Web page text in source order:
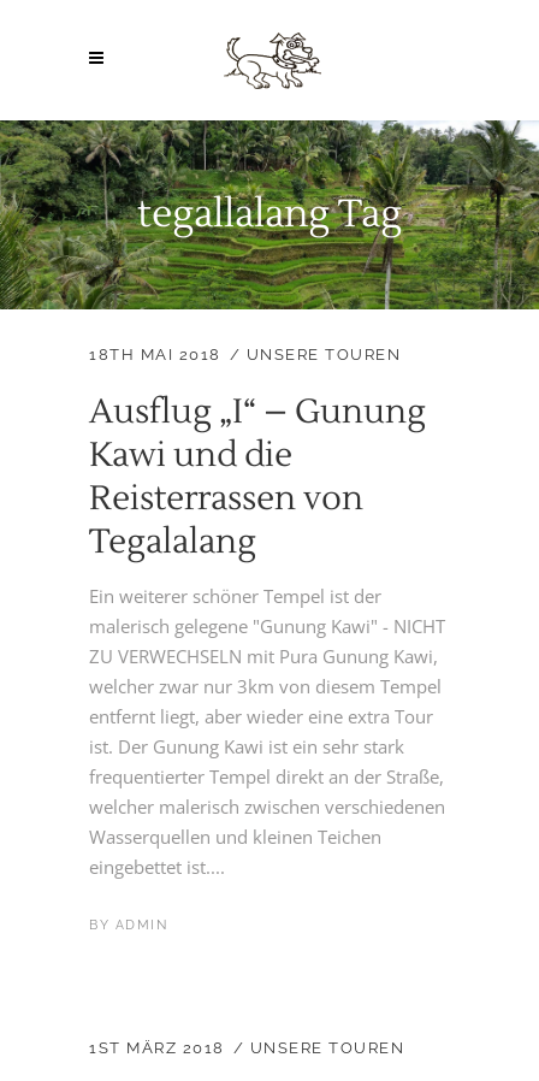
tegallalang Tag
18TH MAI 2018 UNSERE TOUREN
Ausflug „I“ – Gunung
Kawi und die
Reisterrassen von
Tegalalang
Ein weiterer schöner Tempel ist der
malerisch gelegene "Gunung Kawi" - NICHT
ZU VERWECHSELN mit Pura Gunung Kawi,
welcher zwar nur 3km von diesem Tempel
entfernt liegt, aber wieder eine extra Tour
ist. Der Gunung Kawi ist ein sehr stark
frequentierter Tempel direkt an der Straße,
welcher malerisch zwischen verschiedenen
Wasserquellen und kleinen Teichen
eingebettet ist....
BY ADMIN
1ST MÄRZ 2018 UNSERE TOUREN